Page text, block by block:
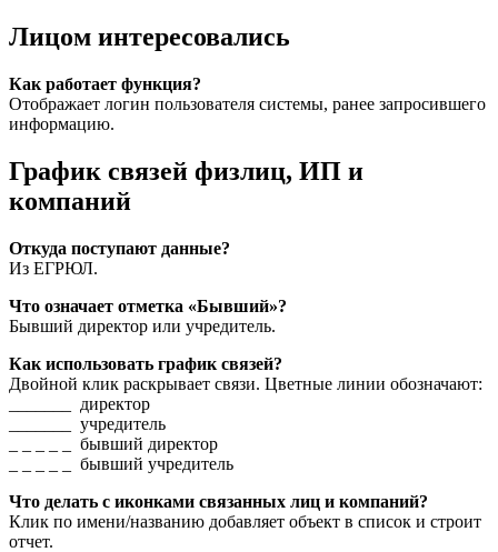
Лицом интересовались
Как работает функция?
Отображает логин пользователя системы, ранее запросившего
информацию.
График связей физлиц, ИП и
компаний
Откуда поступают данные?
Из ЕГРЮЛ.
Что означает отметка «Бывший»?
Бывший директор или учредитель.
Как использовать график связей?
Двойной клик раскрывает связи. Цветные линии обозначают:
_______ директор
_______ учредитель
_ _ _ _ _ бывший директор
_ _ _ _ _ бывший учредитель
Что делать с иконками связанных лиц и компаний?
Клик по имени/названию добавляет объект в список и строит
отчет.